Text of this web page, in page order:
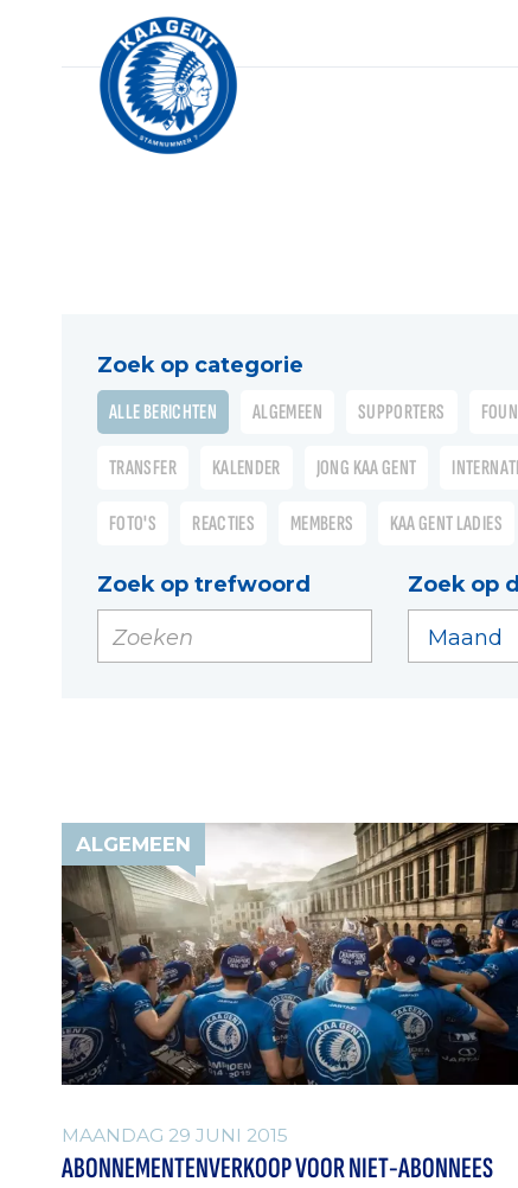
Zoek op categorie
ALLE BERICHTEN
ALGEMEEN SUPPORTERS
TRANSFER KALENDER JONG KAA GENT
FOTO'S REACTIES MEMBERS KAA GENT LADIES
Zoek op trefwoord Zoek op
ALGEMEEN
MAANDAG 29 JUNI 2015
ABONNEMENTENVERKOOP VOOR NIET-ABONNEES